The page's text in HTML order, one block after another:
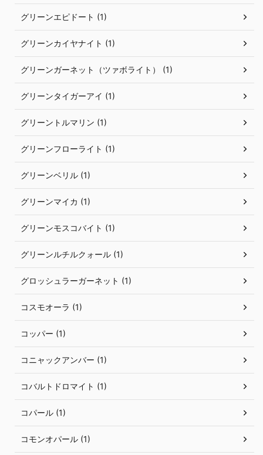
グリーンエピドート (1)
グリーンカイヤナイト (1)
グリーンガーネット（ツァボライト） (1)
グリーンタイガーアイ (1)
グリーントルマリン (1)
グリーンフローライト (1)
グリーンベリル (1)
グリーンマイカ (1)
グリーンモスコバイト (1)
グリーンルチルクォール (1)
グロッシュラーガーネット (1)
コスモオーラ (1)
コッパー (1)
コニャックアンバー (1)
コバルトドロマイト (1)
コパール (1)
コモンオパール (1)